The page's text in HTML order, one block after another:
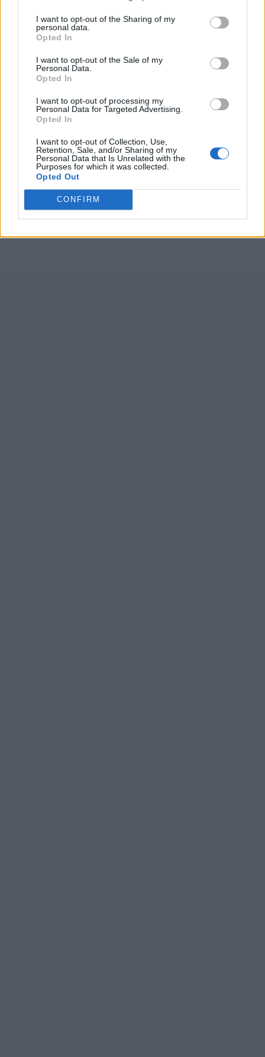
I want to opt-out of the Sharing of my
personal data.
Opted In
I want to opt-out of the Sale of my
Personal Data.
Opted In
I want to opt-out of processing my
Personal Data for Targeted Advertising.
Opted In
I want to opt-out of Collection, Use,
Retention, Sale, and/or Sharing of my
Personal Data that Is Unrelated with the
Purposes for which it was collected.
Opted Out
CONFIRM